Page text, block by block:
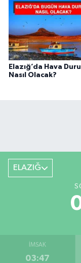
Elazığ’da Hava
Nasıl Olacak?
ELAZIĞ
İMSAK
03:47